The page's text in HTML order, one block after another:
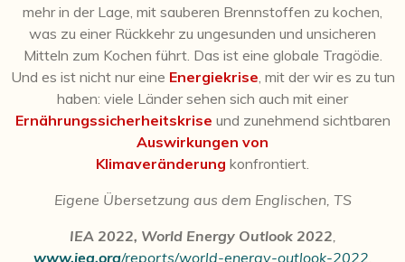
mehr in der Lage, mit sauberen Brennstoffen zu kochen,
was zu einer Rückkehr zu ungesunden und unsicheren
Mitteln zum Kochen führt. Das ist eine globale Tragödie.
Und es ist nicht nur eine Energiekrise , mit der wir es zu tun
haben: viele Länder sehen sich auch mit einer
Ernährungssicherheitskrise und zunehmend sichtbaren
Auswirkungen von
Klimaveränderung konfrontiert.
Eigene Übersetzung aus dem Englischen, TS
IEA 2022, World Energy Outlook 2022
www.iea.org/reports/world-energy-outlook-2022